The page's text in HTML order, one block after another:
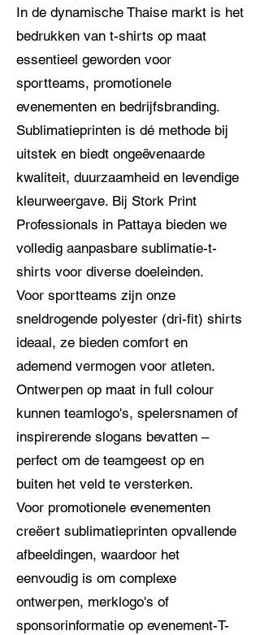
In de dynamische Thaise markt is het
bedrukken van t-shirts op maat
essentieel geworden voor
sportteams, promotionele
evenementen en bedrijfsbranding.
Sublimatieprinten is dé methode bij
uitstek en biedt ongeëvenaarde
kwaliteit, duurzaamheid en levendige
kleurweergave. Bij Stork Print
Professionals in Pattaya bieden we
volledig aanpasbare sublimatie-t-
shirts voor diverse doeleinden.
Voor sportteams zijn onze
sneldrogende polyester (dri-fit) shirts
ideaal, ze bieden comfort en
ademend vermogen voor atleten.
Ontwerpen op maat in full colour
kunnen teamlogo's, spelersnamen of
inspirerende slogans bevatten –
perfect om de teamgeest op en
buiten het veld te versterken.
Voor promotionele evenementen
creëert sublimatieprinten opvallende
afbeeldingen, waardoor het
eenvoudig is om complexe
ontwerpen, merklogo's of
sponsorinformatie op evenement-T-